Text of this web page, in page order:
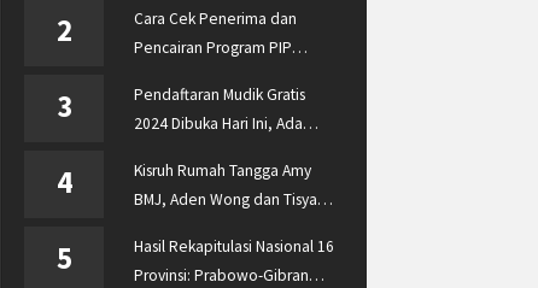
2
Cara Cek Penerima dan
Pencairan Program PIP
pip.kemdikbud.go.id
3
Pendaftaran Mudik Gratis
2024 Dibuka Hari Ini, Ada
Jateng dan Dishub Jatim
4
Kisruh Rumah Tangga Amy
BMJ, Aden Wong dan Tisya
Malaysia dan Singapura
5
Hasil Rekapitulasi Nasional 16
Provinsi: Prabowo-Gibran